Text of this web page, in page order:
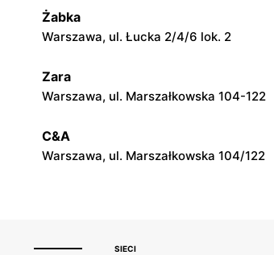
Livio
Małopole, ul. Wincentego Witosa 3
Żabka
Warszawa, ul. Łucka 2/4/6 lok. 2
Zara
Warszawa, ul. Marszałkowska 104-122
C&A
Warszawa, ul. Marszałkowska 104/122
SIECI